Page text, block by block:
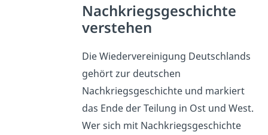
Nachkriegsgeschichte
verstehen
Die Wiedervereinigung Deutschlands
gehört zur deutschen
Nachkriegsgeschichte und markiert
das Ende der Teilung in Ost und West.
Wer sich mit Nachkriegsgeschichte